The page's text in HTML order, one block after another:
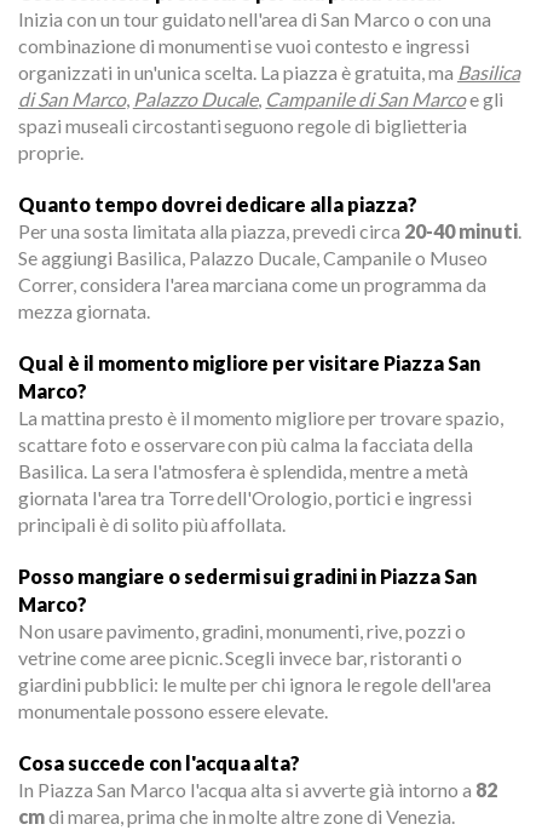
Inizia con un tour guidato nell'area di San Marco o con una
combinazione di monumenti se vuoi contesto e ingressi
organizzati in un'unica scelta. La piazza è gratuita, ma Basilica
di San Marco, Palazzo Ducale, Campanile di San Marcoe gli
spazi museali circostanti seguono regole di biglietteria
proprie.
Quanto tempo dovrei dedicare alla piazza?
Per una sosta limitata alla piazza, prevedi circa 20-40 minuti.
Se aggiungi Basilica, Palazzo Ducale, Campanile o Museo
Correr, considera l'area marciana come un programma da
mezza giornata.
Qual è il momento migliore per visitare Piazza San
Marco?
La mattina presto è il momento migliore per trovare spazio,
scattare foto e osservare con più calma la facciata della
Basilica. La sera l'atmosfera è splendida, mentre a metà
giornata l'area tra Torre dell'Orologio, portici e ingressi
principali è di solito più affollata.
Posso mangiare o sedermi sui gradini in Piazza San
Marco?
Non usare pavimento, gradini, monumenti, rive, pozzi o
vetrine come aree picnic. Scegli invece bar, ristoranti o
giardini pubblici: le multe per chi ignora le regole dell'area
monumentale possono essere elevate.
Cosa succede con l'acqua alta?
In Piazza San Marco l'acqua alta si avverte già intorno a 82
cmdi marea, prima che in molte altre zone di Venezia.